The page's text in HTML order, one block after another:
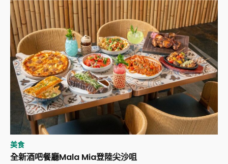
美食
全新酒吧餐廳Mala Mia登陸尖沙咀